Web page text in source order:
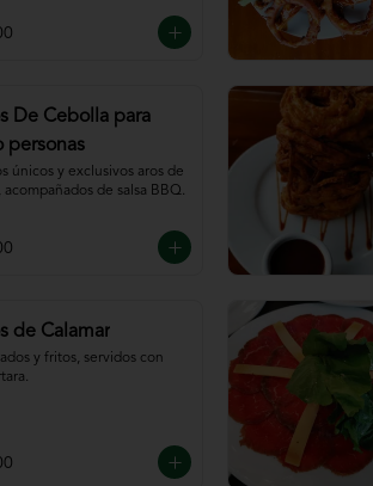
De Cebolla para
personas
únicos y exclusivos aros de
acompañados de salsa BBQ.
de Calamar
y fritos, servidos con